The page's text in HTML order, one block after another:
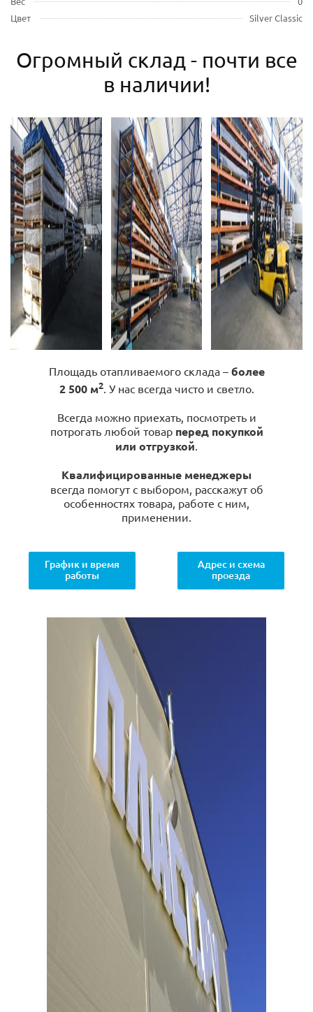
Цвет
Silver Classic
Огромный склад - почти все
в наличии!
Площадь отапливаемого склада – более
2 500 м2. У нас всегда чисто и светло.
Всегда можно приехать, посмотреть и
потрогать любой товар перед покупкой
или отгрузкой.
Квалифицированные менеджеры
всегда помогут с выбором, расскажут об
особенностях товара, работе с ним,
применении.
График и время
работы
Адрес и схема
проезда